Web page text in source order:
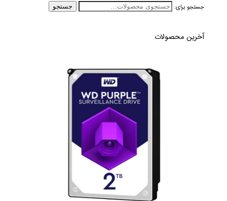
جستجو برای: جستجو
آخرین محصولات